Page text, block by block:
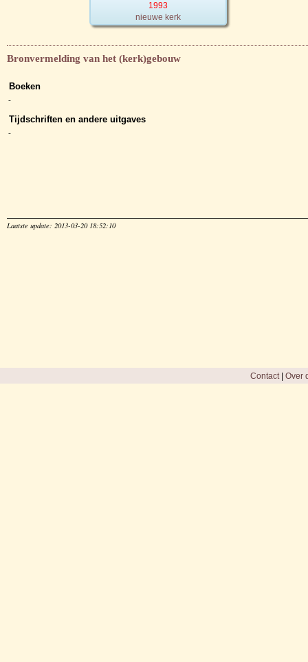
1993
nieuwe kerk
Bronvermelding van het (kerk)gebouw
Boeken
-
Tijdschriften en andere uitgaves
-
Laatste update: 2013-03-20 18:52:10
Contact| Over